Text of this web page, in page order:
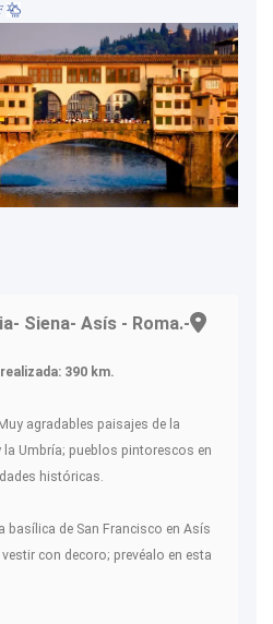
Siena- Asís - Roma.-
390 km.
agradables paisajes de la
la Umbría; pueblos pintorescos en
históricas.
basílica de San Francisco en Asís
con decoro; prevéalo en esta